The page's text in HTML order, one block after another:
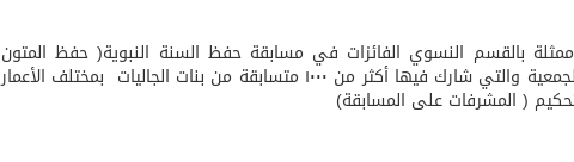
لمشروع بناء وإعادة تأهيل 13 مدرسة في محافظتي لحج والضالع
ممثلة بالقسم النسوي الفائزات في مسابقة حفظ السنة النبوية( حفظ المتون
العلمية ) وذلك يوم الثلاثاء الموافق 3/12/1442 بمقر الجمعية والتي شارك فيها أكثر من ١٠٠٠ متسابقة من بنات الجاليات بمختلف الأعمار